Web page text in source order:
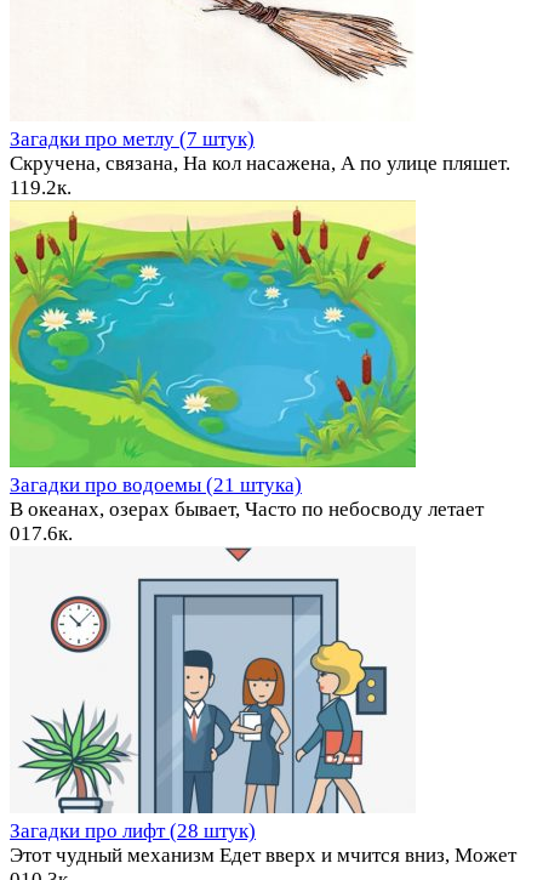
Загадки про метлу (7 штук)
Скручена, связана, На кол насажена, А по улице пляшет.
119.2к.
Загадки про водоемы (21 штука)
В океанах, озерах бывает, Часто по небосводу летает
017.6к.
Загадки про лифт (28 штук)
Этот чудный механизм Едет вверх и мчится вниз, Может